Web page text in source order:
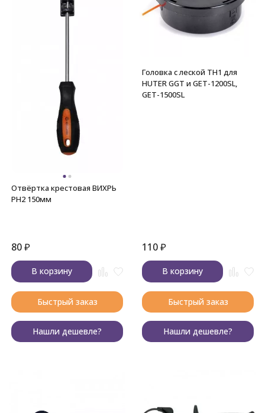
Отвёртка крестовая ВИХРЬ
PH2 150мм
80₽
В корзину
Быстрый заказ
Нашли дешевле?
Головка с леской TH1 для
HUTER GGT и GET-1200SL,
GET-1500SL
110₽
В корзину
Быстрый заказ
Нашли дешевле?